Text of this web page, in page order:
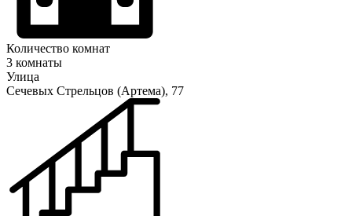
Количество комнат
3 комнаты
Улица
Сечевых Cтрельцов (Артема), 77